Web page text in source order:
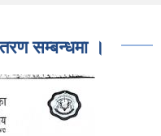
सम्बन्धमा ।